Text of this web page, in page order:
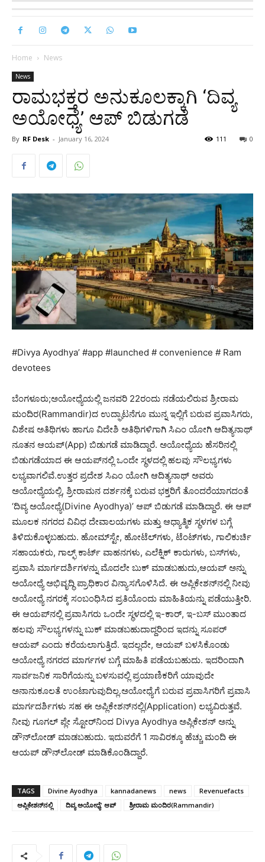
Home News
News
ರಾಮಭಕ್ತರ ಅನುಕೂಲಕ್ಕಾಗಿ ‘ದಿವ್ಯ
ಅಯೋಧ್ಯೆ’ ಆಪ್ ಬಿಡುಗಡೆ
By RF Desk - January 16, 2024 0
111
#Divya Ayodhya’ #app #launched # convenience # Ram
devotees
ಬೆಂಗಳೂರು;ಅಯೋಧ್ಯೆಯಲ್ಲಿ ಜನವರಿ 22ರಂದು ನಡೆಯಲಿರುವ ಶ್ರೀರಾಮ
ಮಂದಿರ(Rammandir)ದ ಉದ್ಘಾಟನೆಗೂ ಮುನ್ನ ಇಲ್ಲಿಗೆ ಬರುವ ಪ್ರವಾಸಿಗರು,
ವಿಶೇಷ ಅತಿಥಿಗಳು ಹಾಗೂ ವಿದೇಶಿ ಅತಿಥಿಗಳಿಗಾಗಿ ಸಿಎಂ ಯೋಗಿ ಆದಿತ್ಯನಾಥ್
ನೂತನ ಆಯಪ್(App) ಬಿಡುಗಡೆ ಮಾಡಿದ್ದಾರೆ. ಅಯೋಧ್ಯೆಯ ಹೆಸರಿನಲ್ಲಿ
ಬಿಡುಗಡೆಯಾದ ಈ ಆಯಪ್‌ನಲ್ಲಿ ಒಂದೇ ಸ್ಥಳದಲ್ಲಿ ಹಲವು ಸೌಲಭ್ಯಗಳು
ಲಭ್ಯವಾಗಲಿವೆ.ಉತ್ತರ ಪ್ರದೇಶ ಸಿಎಂ ಯೋಗಿ ಆದಿತ್ಯನಾಥ್ ಅವರು
ಅಯೋಧ್ಯೆಯಲ್ಲಿ, ಶ್ರೀರಾಮನ ದರ್ಶನಕ್ಕೆ ಬರುವ ಭಕ್ತರಿಗೆ ತೊಂದರೆಯಾಗದಂತೆ
‘ದಿವ್ಯ ಅಯೋಧ್ಯೆ(Divine Ayodhya)’ ಆಪ್ ಬಿಡುಗಡೆ ಮಾಡಿದ್ದಾರೆ. ಈ ಆಪ್
ಮೂಲಕ ನಗರದ ವಿವಿಧ ದೇವಾಲಯಗಳು ಮತ್ತು ಆಧ್ಯಾತ್ಮಿಕ ಸ್ಥಳಗಳ ಬಗ್ಗೆ
ತಿಳಿದುಕೊಳ್ಳಬಹುದು. ಹೋಮ್‌ಸ್ಟೇ, ಹೋಟೆಲ್‌ಗಳು, ಟೆಂಟ್‌ಗಳು, ಗಾಲಿಕುರ್ಚಿ
ಸಹಾಯಕರು, ಗಾಲ್ಫ್ ಕಾರ್ಟ್ ವಾಹನಗಳು, ಎಲೆಕ್ನಿಕ್ ಕಾರುಗಳು, ಬಸ್‌ಗಳು,
ಪ್ರವಾಸಿ ಮಾರ್ಗದರ್ಶಿಗಳನ್ನು ಮೊದಲೇ ಬುಕ್ ಮಾಡಬಹುದು,ಆಯಪ್ ಅನ್ನು
ಅಯೋಧ್ಯೆ ಅಭಿವೃದ್ಧಿ ಪ್ರಾಧಿಕಾರ ವಿನ್ಯಾಸಗೊಳಿಸಿದೆ. ಈ ಅಪ್ಲಿಕೇಶನ್‌ನಲ್ಲಿ ನೀವು
ಅಯೋಧ್ಯೆ ನಗರಕ್ಕೆ ಸಂಬಂಧಿಸಿದ ಪ್ರತಿಯೊಂದು ಮಾಹಿತಿಯನ್ನು ಪಡೆಯುತ್ತೀರಿ.
ಈ ಆಯಪ್‌ನಲ್ಲಿ ಪ್ರವಾಸಿಗರು ಒಂದೇ ಸ್ಥಳದಲ್ಲಿ ಇ-ಕಾರ್, ಇ-ಬಸ್ ಮುಂತಾದ
ಹಲವು ಸೌಲಭ್ಯಗಳನ್ನು ಬುಕ್ ಮಾಡಬಹುದಾದ್ದರಿಂದ ಇದನ್ನು ಸೂಪರ್
ಆಯಪ್ ಎಂದು ಕರೆಯಲಾಗುತ್ತಿದೆ. ಇದಲ್ಲದೇ, ಆಯಪ್ ಬಳಸಿಕೊಂಡು
ಅಯೋಧ್ಯೆ ನಗರದ ಮಾರ್ಗಗಳ ಬಗ್ಗೆ ಮಾಹಿತಿ ಪಡೆಯಬಹುದು. ಇದರಿಂದಾಗಿ
ಸಾರ್ವಜನಿಕ ಸಾರಿಗೆಯನ್ನು ಬಳಸುವಲ್ಲಿ ಪ್ರಯಾಣಿಕರಿಗೆ ಯಾವುದೇ
ಅನಾನುಕೂಲತೆ ಉಂಟಾಗುವುದಿಲ್ಲ.ಅಯೋಧ್ಯೆಗೆ ಬರುವ ಪ್ರವಾಸಿಗರಿಗೆ ಪ್ರವಾಸಿ
ಮಾರ್ಗದರ್ಶಿಗಳು ಸಹ ಈ ಅಪ್ಲಿಕೇಶನ್‌ನಲ್ಲಿ(Application) ಲಭ್ಯವಿರುತ್ತವೆ.
ನೀವು ಗೂಗಲ್ ಪ್ಲೇ ಸ್ಟೋರ್‌ನಿಂದ Divya Ayodhya ಅಪ್ಲಿಕೇಶನ್ ಅನ್ನು
ಡೌನ್‌ಲೋಡ್ ಮಾಡಬಹುದು. ಇದುವರೆಗೆ 1 ಸಾವಿರಕ್ಕೂ ಹೆಚ್ಚು ಮಂದಿ ಈ
ಆಯಪ್ ಡೌನ್‌ಲೋಡ್ ಮಾಡಿಕೊಂಡಿದ್ದಾರೆ.
TAGS Divine Ayodhya kannadanews news
Revenuefacts
ಅಪ್ಲಿಕೇಶನ್‌ನಲ್ಲಿ
ದಿವ್ಯ ಅಯೋಧ್ಯೆ' ಆಪ್ ಶ್ರೀರಾಮ ಮಂದಿರ(Rammandir)